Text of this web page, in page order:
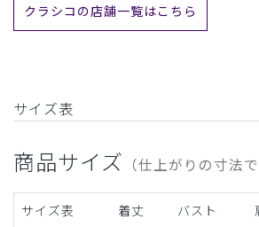
クラシコの店舗一覧はこちら
サイズ表
商品サイズ （仕上がりの寸法で
サイズ表 着丈 バスト